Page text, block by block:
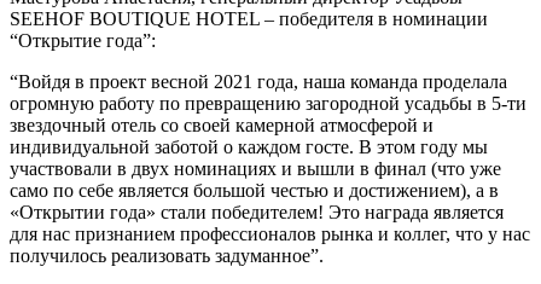
SEEHOF BOUTIQUE HOTEL – победителя в номинации
“Открытие года”:
“Войдя в проект весной 2021 года, наша команда проделала
огромную работу по превращению загородной усадьбы в 5-ти
звездочный отель со своей камерной атмосферой и
индивидуальной заботой о каждом госте. В этом году мы
участвовали в двух номинациях и вышли в финал (что уже
само по себе является большой честью и достижением), а в
«Открытии года» стали победителем! Это награда является
для нас признанием профессионалов рынка и коллег, что у нас
получилось реализовать задуманное”.